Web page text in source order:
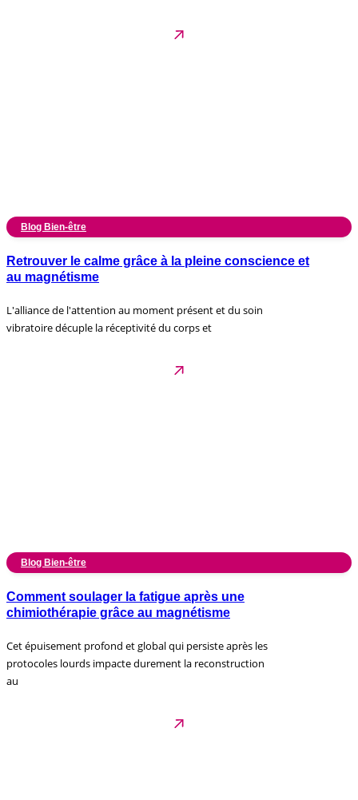
Blog Bien-être
Retrouver le calme grâce à la pleine conscience et
au magnétisme
L'alliance de l'attention au moment présent et du soin
vibratoire décuple la réceptivité du corps et
Blog Bien-être
Comment soulager la fatigue après une
chimiothérapie grâce au magnétisme
Cet épuisement profond et global qui persiste après les
protocoles lourds impacte durement la reconstruction
au